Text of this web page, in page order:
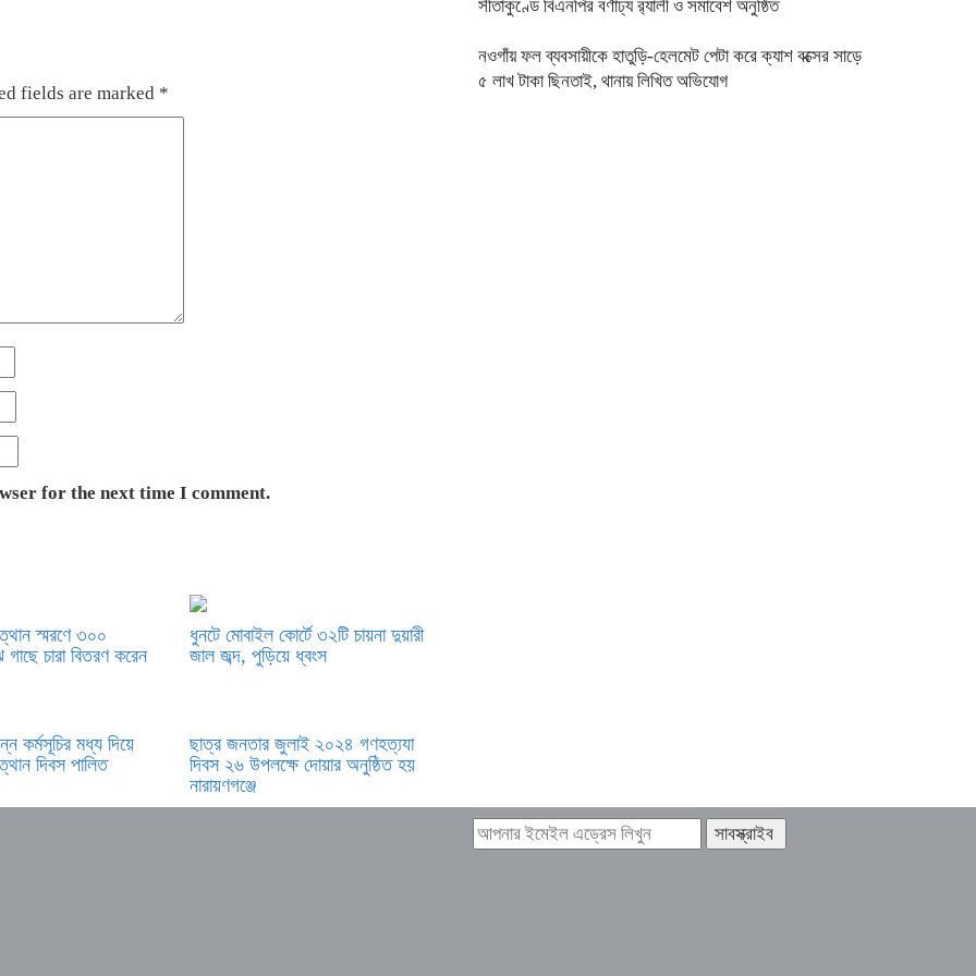
fields are marked *
for the next time I comment.
স্মরণে ৩০০
গাছে চারা বিতরণ করেন
ধুনটে মোবাইল কোর্টে ৩২টি চায়না দুয়ারী
জাল জব্দ, পুড়িয়ে ধ্বংস
কর্মসূচির মধ্য দিয়ে
দিবস পালিত
ছাত্র জনতার জুলাই ২০২৪ গণহত্য্যা
দিবস ২৬ উপলক্ষে দোয়ার অনুষ্ঠিত হয়
নারায়ণগঞ্জে
সীতাকুণ্ডে বিএনপির বর্ণাঢ্য র‍্যালী ও সমাবেশ অনুষ্ঠিত
নওগাঁয় ফল ব্যবসায়ীকে হাতুড়ি-হেলমেট পেটা করে ক্যাশ বক্সের সাড়ে
৫ লাখ টাকা ছিনতাই, থানায় লিখিত অভিযোগ